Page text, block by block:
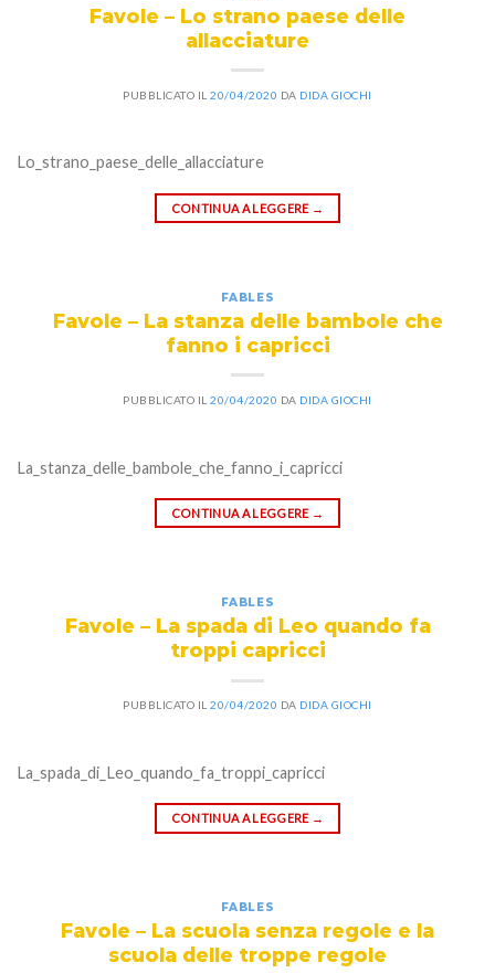
Favole – Lo strano paese delle
allacciature
PUBBLICATO IL20/04/2020 DA DIDA GIOCHI
Lo_strano_paese_delle_allacciature
CONTINUA A LEGGERE →
FABLES
Favole – La stanza delle bambole che
fanno i capricci
PUBBLICATO IL20/04/2020 DA DIDA GIOCHI
La_stanza_delle_bambole_che_fanno_i_capricci
CONTINUA A LEGGERE →
FABLES
Favole – La spada di Leo quando fa
troppi capricci
PUBBLICATO IL20/04/2020 DA DIDA GIOCHI
La_spada_di_Leo_quando_fa_troppi_capricci
CONTINUA A LEGGERE →
FABLES
Favole – La scuola senza regole e la
scuola delle troppe regole